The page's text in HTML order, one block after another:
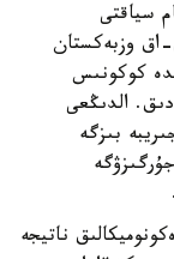
سياقتى
وزبەكستان
كوكونىس
الدىڭعى
بىزگە
ناتيجە